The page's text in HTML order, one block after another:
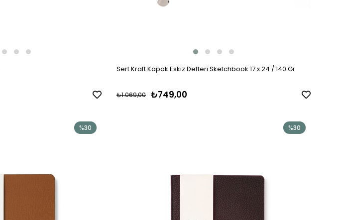
Sert Kraft Kapak Eskiz Defteri Sketchbook 17 x 24 / 140 Gr
₺749,00
₺1.069,00
%30 %30